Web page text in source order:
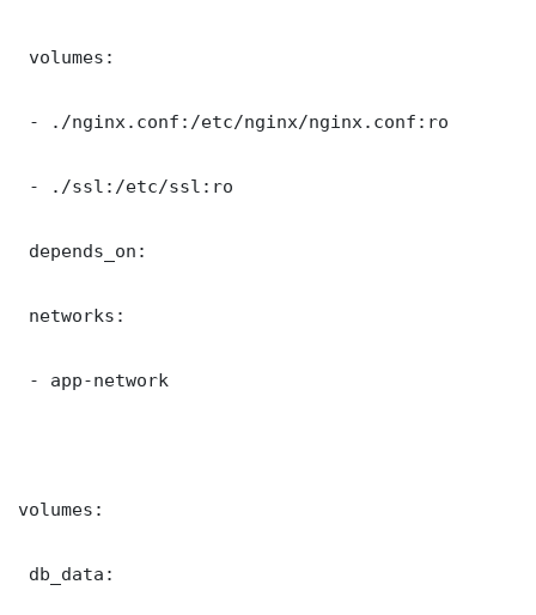
volumes:
- ./nginx.conf:/etc/nginx/nginx.conf:ro
- ./ssl:/etc/ssl:ro
depends_on:
networks:
- app-network
volumes:
db_data: